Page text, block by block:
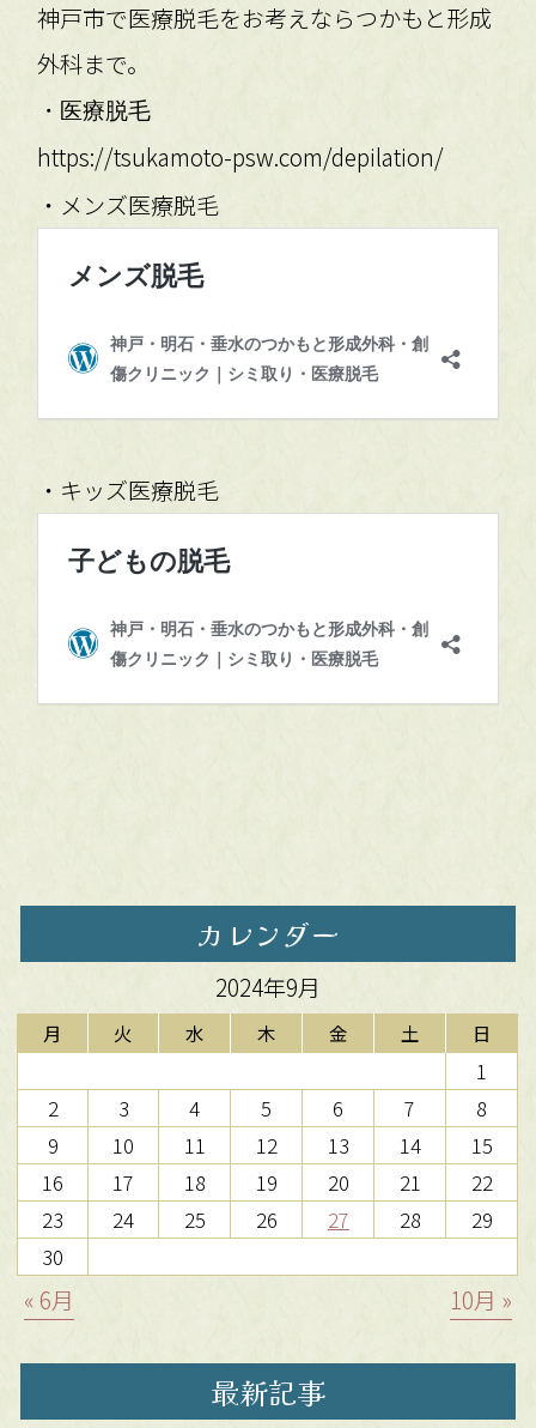
神戸市で医療脱毛をお考えならつかもと形成
外科まで。
・医療脱毛
https://tsukamoto-psw.com/depilation/
・メンズ医療脱毛
・キッズ医療脱毛
カレンダー
2024年9月
月 火 水 木 金 土 日
1
2
3 4 5 6 7
8
9
10 11 12 13 14
15
16
17 18 19 20 21
22
23
24 25 26 27 28
29
30
« 6月 10月 »
最新記事